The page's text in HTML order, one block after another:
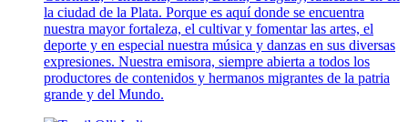
la ciudad de la Plata. Porque es aquí donde se encuentra
nuestra mayor fortaleza, el cultivar y fomentar las artes, el
deporte y en especial nuestra música y danzas en sus diversas
expresiones. Nuestra emisora, siempre abierta a todos los
productores de contenidos y hermanos migrantes de la patria
grande y del Mundo.